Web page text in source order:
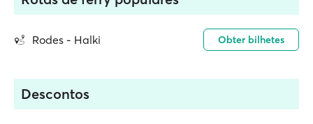
Rodes - Halki Obter bilhetes
Descontos